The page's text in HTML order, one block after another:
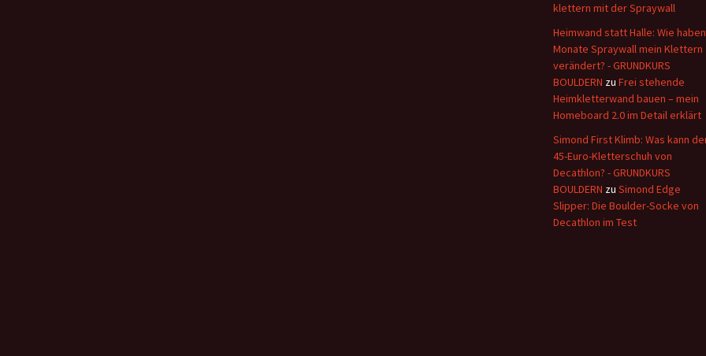
klettern mit der Spraywall
Heimwand statt Halle: Wie
Monate Spraywall mein Klettern
verändert? - GRUNDKURS
BOULDERN zu Frei stehende
Heimkletterwand bauen – mein
Homeboard 2.0 im Detail erklärt
Simond First Klimb: Was kann
45-Euro-Kletterschuh von
Decathlon? - GRUNDKURS
BOULDERN zu Simond Edge
Slipper: Die Boulder-Socke von
Decathlon im Test